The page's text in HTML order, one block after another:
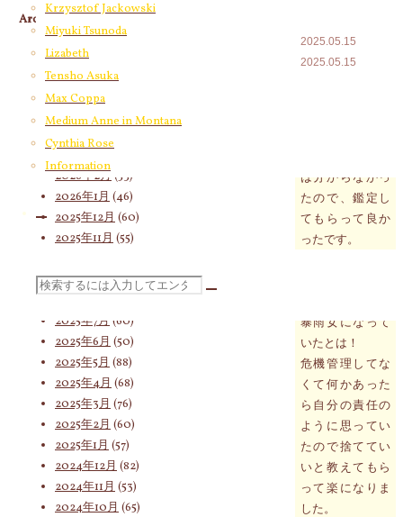
Krzysztof Jackowski
Miyuki Tsunoda
Lizabeth
Tensho Asuka
Max Coppa
Medium Anne in Montana
Cynthia Rose
Information
検
対
2025.05.15
2025.05.15
は分からなかっ
たので、鑑定し
てもらって良か
ったです。
暴雨女になって
いたとは！
危機管理してな
くて何かあった
ら自分の責任の
ように思ってい
たので捨ててい
いと教えてもら
って楽になりま
した。
Archives
2026年8月
2026年7月(58)
2026年6月
2026年5月
(67)
2026年4月
2026年2月 (53)
2026年1月 (46)
2025年12月 (60)
2025年11月 (55)
2025年9月(62)
2025年7月 (60)
2025年6月 (50)
2025年5月 (88)
2025年4月 (68)
2025年3月 (76)
2025年2月 (60)
2025年1月 (57)
2024年12月 (82)
2024年11月 (53)
2024年10月 (65)